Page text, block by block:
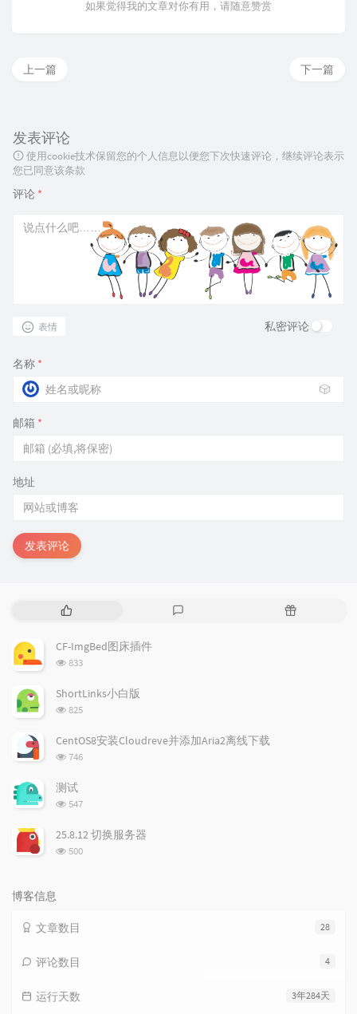
如果觉得我的文章对你有用，请随意赞赏
下一篇
上一篇
发表评论
使用cookie技术保留您的个人信息以便您下次快速评论，继续评论表示
您已同意该条款
评论 *
表情 私密评论
名称 *
🎲
邮箱 *
地址
发表评论
热
文
随
CF-ImgBed图床插件
浏
次
833
ShortLinks小白版
浏
次
825
CentOS8安装Cloudreve并添加Aria2离线下载
浏
次
数:
746
测试
浏
次
547
25.8.12 切换服务器
浏
500
博客信息
28
文章数目
4
评论数目
3年284天
运行天数